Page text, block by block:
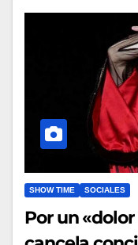
SHOW TIME SOCIALES
Por un